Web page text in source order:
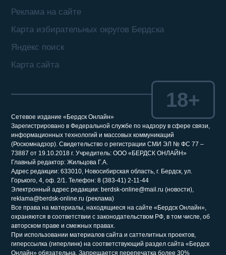
Реклама на сайте
Карта избирательных округов Бердска
Яндекс поиск
Карта сайта
Сетевое издание «Бердск Онлайн»
Зарегистрировано в Федеральной службе по надзору в сфере связи,
информационных технологий и массовых коммуникаций
(Роскомнадзор). Свидетельство о регистрации СМИ ЭЛ № ФС 77 –
73887 от 19.10.2018 г. Учредитель: ООО «БЕРДСК ОНЛАЙН»
Главный редактор: Жильцова Г.А.
Адрес редакции: 633010, Новосибирская область, г. Бердск, ул.
Горького, 4, оф. 2/1. Телефон: 8 (383-41) 2-11-44
Электронный адрес редакции: berdsk-online@mail.ru (новости),
reklama@berdsk-online.ru (реклама)
Все права на материалы, находящиеся на сайте «Бердск Онлайн»,
охраняются в соответствии с законодательством РФ, в том числе, об
авторском праве и смежных правах.
При использовании материалов сайта и саттелитных проектов,
гиперссылка (гиперлинк) на соответствующий раздел сайта «Бердск
Онлайн» обязательна. Запрещается перепечатка более 30%
18+